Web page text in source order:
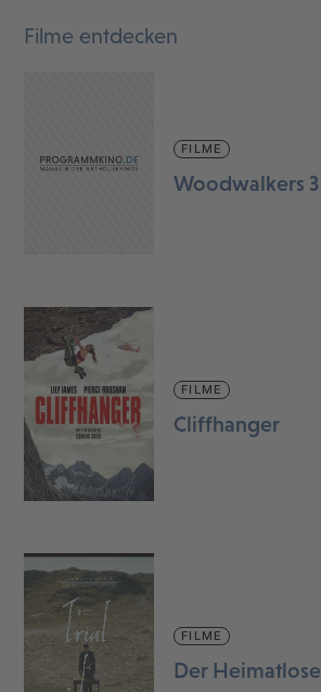
Filme entdecken
FILME
Woodwalkers 3
FILME
Cliffhanger
FILME
Der Heimatlose